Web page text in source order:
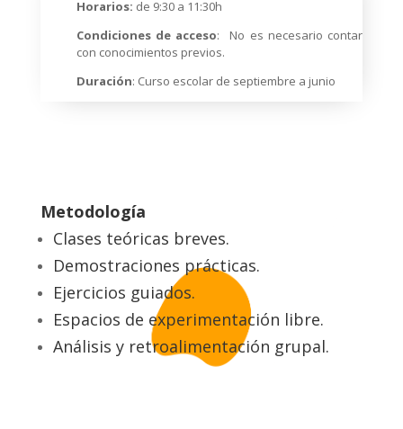
Horarios: de 9:30 a 11:30h
Condiciones de acceso: No es necesario contar
con conocimientos previos.
Duración: Curso escolar de septiembre a junio
Metodología
Clases teóricas breves.
Demostraciones prácticas.
Ejercicios guiados.
Espacios de experimentación libre.
Análisis y retroalimentación grupal.